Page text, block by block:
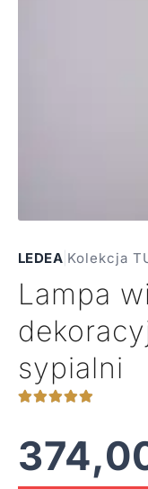
LEDEA Kolekcja
Lampa
sypialni